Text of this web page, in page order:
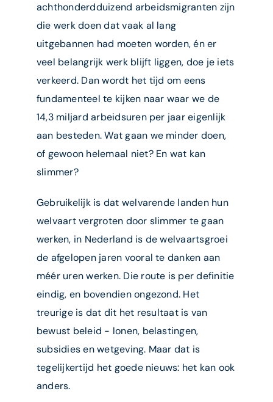
achthonderdduizend arbeidsmigranten zijn
die werk doen dat vaak al lang
uitgebannen had moeten worden, én er
veel belangrijk werk blijft liggen, doe je iets
verkeerd. Dan wordt het tijd om eens
fundamenteel te kijken naar waar we de
14,3 miljard arbeidsuren per jaar eigenlijk
aan besteden. Wat gaan we minder doen,
of gewoon helemaal niet? En wat kan
slimmer?
Gebruikelijk is dat welvarende landen hun
welvaart vergroten door slimmer te gaan
werken, in Nederland is de welvaartsgroei
de afgelopen jaren vooral te danken aan
méér uren werken. Die route is per definitie
eindig, en bovendien ongezond. Het
treurige is dat dit het resultaat is van
bewust beleid − lonen, belastingen,
subsidies en wetgeving. Maar dat is
tegelijkertijd het goede nieuws: het kan ook
anders.